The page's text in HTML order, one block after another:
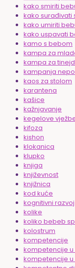
kako smiriti
kako surađivati
kako umiriti
kako uspavati
kamo s bebom
kampa za
kampa za
kampanja
kaos za stolom
karantena
kašice
kažnjavanje
kegelove
kifoza
kishon
klokanica
klupko
knjiga
književnost
knjižnica
kod kuće
kognitivni razvoj
kolike
koliko bebeb
kolostrum
kompetencije
kompetencije
kompetencije u